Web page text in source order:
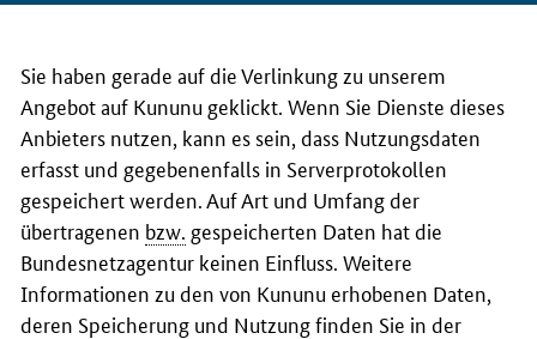
Sie haben gerade auf die Verlinkung zu unserem
Angebot auf Kununu geklickt. Wenn Sie Dienste dieses
Anbieters nutzen, kann es sein, dass Nutzungsdaten
erfasst und gegebenenfalls in Serverprotokollen
gespeichert werden. Auf Art und Umfang der
übertragenen bzw. gespeicherten Daten hat die
Bundesnetzagentur keinen Einfluss. Weitere
Informationen zu den von Kununu erhobenen Daten,
deren Speicherung und Nutzung finden Sie in der